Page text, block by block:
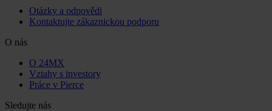
Otázky a odpovědi
Kontaktujte zákaznickou podporu
O nás
O 24MX
Vztahy s investory
Práce v Pierce
Sledujte nás